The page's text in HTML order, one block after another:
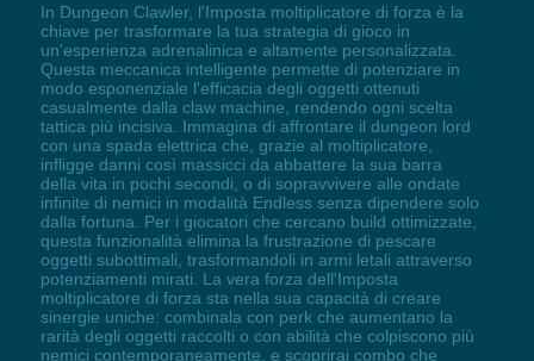
In Dungeon Clawler, l'Imposta moltiplicatore di forza è la
chiave per trasformare la tua strategia di gioco in
un'esperienza adrenalinica e altamente personalizzata.
Questa meccanica intelligente permette di potenziare in
modo esponenziale l'efficacia degli oggetti ottenuti
casualmente dalla claw machine, rendendo ogni scelta
tattica più incisiva. Immagina di affrontare il dungeon lord
con una spada elettrica che, grazie al moltiplicatore,
infligge danni così massicci da abbattere la sua barra
della vita in pochi secondi, o di sopravvivere alle ondate
infinite di nemici in modalità Endless senza dipendere solo
dalla fortuna. Per i giocatori che cercano build ottimizzate,
questa funzionalità elimina la frustrazione di pescare
oggetti subottimali, trasformandoli in armi letali attraverso
potenziamenti mirati. La vera forza dell'Imposta
moltiplicatore di forza sta nella sua capacità di creare
sinergie uniche: combinala con perk che aumentano la
rarità degli oggetti raccolti o con abilità che colpiscono più
nemici contemporaneamente, e scoprirai combo che